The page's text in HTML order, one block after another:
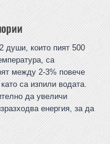
души, които пият 500
са
между 2-3% повече
са изпили водата.
да увеличи
енергия, за да